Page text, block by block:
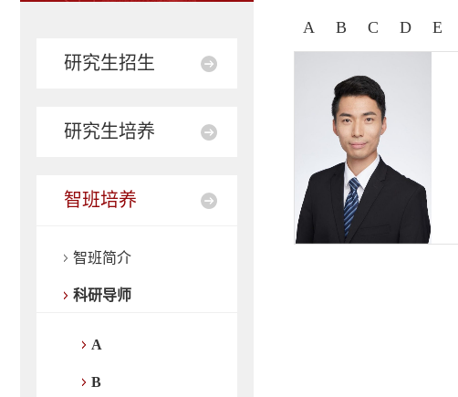
研究生招生
研究生培养
智班培养
智班简介
科研导师
A
B
A B C D E